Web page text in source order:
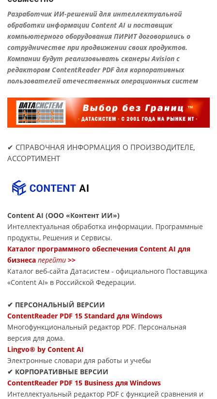
Разработчик ИИ-решений для интеллектуальной
обработки информации Content AI и поставщик
компьютерного оборудования ПИРИТ договорились о
сотрудничестве при продвижении своих продуктов.
Компании будут реализовывать сканеры Avision с
редактором ContentReader PDF для корпоративных
пользователей отечественных операционных систем
✔ СПРАВОЧНАЯ ИНФОРМАЦИЯ О ПРОИЗВОДИТЕЛЕ,
АССОРТИМЕНТ
Content AI (ООО «Контент ИИ»)
Интеллектуальная обработка информации. Программные
продукты, Решения и Сервисы.
Каталог программного обеспечения Content AI для
бизнеса перейти >>
Каталог веб-сайта Датасиcтем - официального Поставщика
«Content AI» в Российской Федерации.
✔ ПЕРСОНАЛЬНЫЙ ВЕРСИИ
ContentReader PDF 15 Standard для Windows
Многофункциональный редактор PDF. Персональная
версия для дома.
Lingvo® by Content AI
Электронные словари для работы и учебы
✔ КОРПОРАТИВНЫЕ ВЕРСИИ
ContentReader PDF 15 Business для Windows
Интеллектуальный редактор PDF с функцией сравнения и